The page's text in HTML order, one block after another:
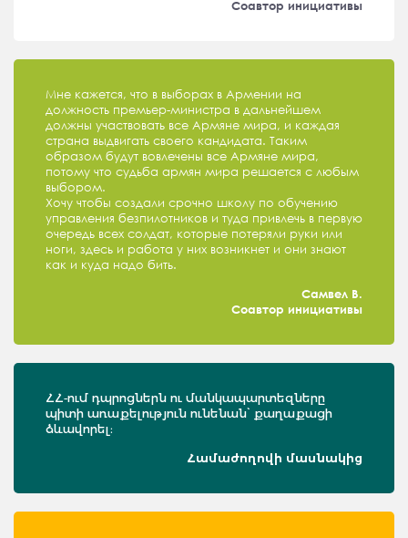
Соавтор инициативы
Мне кажется, что в выборах в Армении на
должность премьер-министра в дальнейшем
должны участвовать все Армяне мира, и каждая
страна выдвигать своего кандидата. Таким
образом будут вовлечены все Армяне мира,
потому что судьба армян мира решается с любым
выбором.
Хочу чтобы создали срочно школу по обучению
управления безпилотников и туда привлечь в первую
очередь всех солдат, которые потеряли руки или
ноги, здесь и работа у них возникнет и они знают
как и куда надо бить.
Самвел В.
Соавтор инициативы
ՀՀ-ում դպրոցներն ու մանկապարտեզները
պիտի առաքելություն ունենան՝ քաղաքացի
ձևավորել։
Համաժողովի մասնակից